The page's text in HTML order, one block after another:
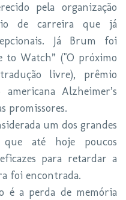
pela organização
de carreira que já
Já Brum foi
to Watch” ("O próximo
livre), prêmio
Alzheimer’s
promissores.
um dos grandes
até hoje poucos
para retardar a
foi encontrada.
é a perda de memória